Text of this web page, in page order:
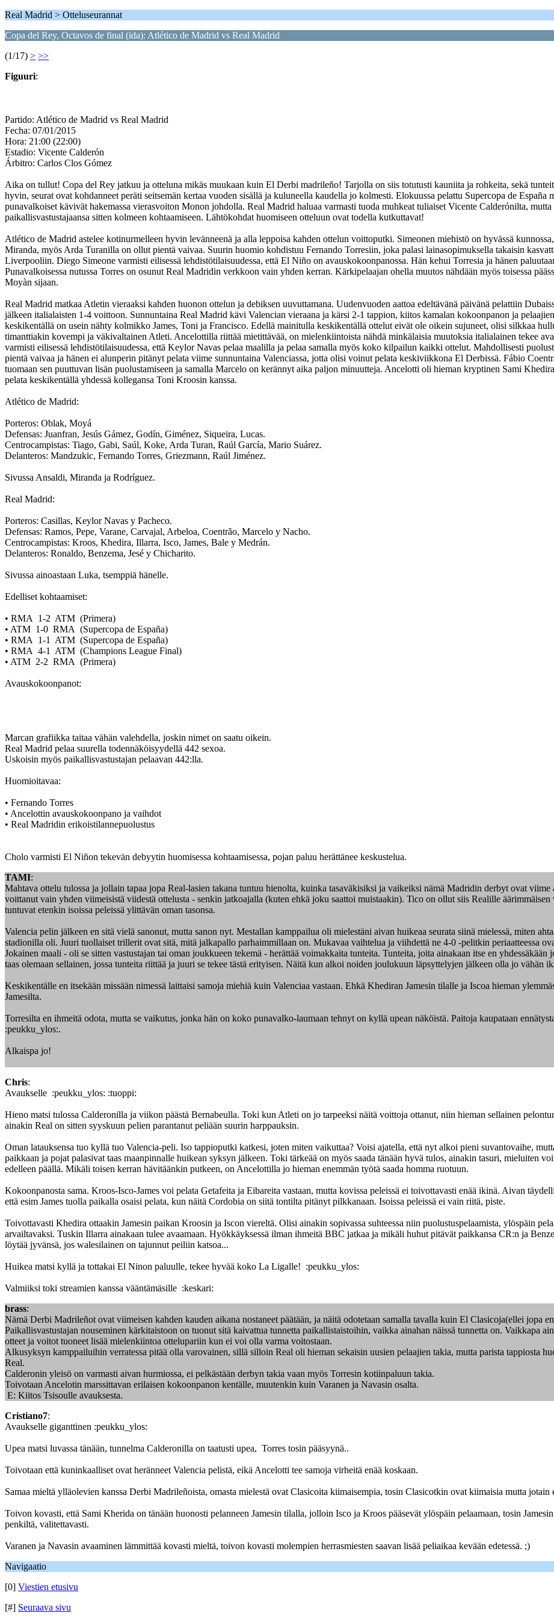
Real Madrid > Otteluseurannat
Copa del Rey, Octavos de final (ida): Atlético de Madrid vs Real Madrid
(1/17) > >>
Figuuri:
Partido: Atlético de Madrid vs Real Madrid
Fecha: 07/01/2015
Hora: 21:00 (22:00)
Estadio: Vicente Calderón
Árbitro: Carlos Clos Gómez
Aika on tullut! Copa del Rey jatkuu ja otteluna mikäs muukaan kuin El Derbi madrileño! Tarjolla on siis totutusti kauniita ja rohkeita, sekä
hyvin, seurat ovat kohdanneet peräti seitsemän kertaa vuoden sisällä ja kuluneella kaudella jo kolmesti. Elokuussa pelattu Supercopa de
punavalkoiset kävivät hakemassa vierasvoiton Monon johdolla. Real Madrid haluaa varmasti tuoda muhkeat tuliaiset Vicente Calderónilta,
paikallisvastustajaansa sitten kolmeen kohtaamiseen. Lähtökohdat huomiseen otteluun ovat todella kutkuttavat!
Atlético de Madrid astelee kotinurmelleen hyvin levänneenä ja alla leppoisa kahden ottelun voittoputki. Simeonen miehistö on hyvässä
Miranda, myös Arda Turanilla on ollut pientä vaivaa. Suurin huomio kohdistuu Fernando Torresiin, joka palasi lainasopimuksella takaisin
Liverpooliin. Diego Simeone varmisti eilisessä lehdistötilaisuudessa, että El Niño on avauskokoonpanossa. Hän kehui Torresia ja hänen
Punavalkoisessa nutussa Torres on osunut Real Madridin verkkoon vain yhden kerran. Kärkipelaajan ohella muutos nähdään myös toisessa
Moyàn sijaan.
Real Madrid matkaa Atletin vieraaksi kahden huonon ottelun ja debiksen uuvuttamana. Uudenvuoden aattoa edeltävänä päivänä pelattiin
jälkeen italialaisten 1-4 voittoon. Sunnuntaina Real Madrid kävi Valencian vieraana ja kärsi 2-1 tappion, kiitos kamalan kokoonpanon ja
keskikentällä on usein nähty kolmikko James, Toni ja Francisco. Edellä mainitulla keskikentällä ottelut eivät ole oikein sujuneet, olisi silkkaa
timanttiakin kovempi ja väkivaltainen Atleti. Ancelottilla riittää mietittävää, on mielenkiintoista nähdä minkälaisia muutoksia italialainen tekee
varmisti eilisessä lehdistötilaisuudessa, että Keylor Navas pelaa maalilla ja pelaa samalla myös koko kilpailun kaikki ottelut. Mahdollisesti
pientä vaivaa ja hänen ei alunperin pitänyt pelata viime sunnuntaina Valenciassa, jotta olisi voinut pelata keskiviikkona El Derbissä. Fábio
tuomaan sen puuttuvan lisän puolustamiseen ja samalla Marcelo on kerännyt aika paljon minuutteja. Ancelotti oli hieman kryptinen Sami
pelata keskikentällä yhdessä kollegansa Toni Kroosin kanssa.
Atlético de Madrid:
Porteros: Oblak, Moyá
Defensas: Juanfran, Jesús Gámez, Godín, Giménez, Siqueira, Lucas.
Centrocampistas: Tiago, Gabi, Saúl, Koke, Arda Turan, Raúl García, Mario Suárez.
Delanteros: Mandzukic, Fernando Torres, Griezmann, Raúl Jiménez.
Sivussa Ansaldi, Miranda ja Rodríguez.
Real Madrid:
Porteros: Casillas, Keylor Navas y Pacheco.
Defensas: Ramos, Pepe, Varane, Carvajal, Arbeloa, Coentrão, Marcelo y Nacho.
Centrocampistas: Kroos, Khedira, Illarra, Isco, James, Bale y Medrán.
Delanteros: Ronaldo, Benzema, Jesé y Chicharito.
Sivussa ainoastaan Luka, tsemppiä hänelle.
Edelliset kohtaamiset:
• RMA 1-2 ATM (Primera)
• ATM 1-0 RMA (Supercopa de España)
• RMA 1-1 ATM (Supercopa de España)
• RMA 4-1 ATM (Champions League Final)
• ATM 2-2 RMA (Primera)
Avauskokoonpanot:
Marcan grafiikka taitaa vähän valehdella, joskin nimet on saatu oikein.
Real Madrid pelaa suurella todennäköisyydellä 442 sexoa.
Uskoisin myös paikallisvastustajan pelaavan 442:lla.
Huomioitavaa:
• Fernando Torres
• Ancelottin avauskokoonpano ja vaihdot
• Real Madridin erikoistilannepuolustus
Cholo varmisti El Niñon tekevän debyytin huomisessa kohtaamisessa, pojan paluu herättänee keskustelua.
TAMI:
Mahtava ottelu tulossa ja jollain tapaa jopa Real-lasien takana tuntuu hienolta, kuinka tasaväkisiksi ja vaikeiksi nämä Madridin derbyt ovat
voittanut vain yhden viimeisistä viidestä ottelusta - senkin jatkoajalla (kuten ehkä joku saattoi muistaakin). Tico on ollut siis Realille äärimmäisen
tuntuvat etenkin isoissa peleissä ylittävän oman tasonsa.
Valencia pelin jälkeen en sitä vielä sanonut, mutta sanon nyt. Mestallan kamppailua oli mielestäni aivan huikeaa seurata siinä mielessä, miten
stadionilla oli. Juuri tuollaiset trillerit ovat sitä, mitä jalkapallo parhaimmillaan on. Mukavaa vaihtelua ja viihdettä ne 4-0 -pelitkin periaatteessa
Jokainen maali - oli se sitten vastustajan tai oman joukkueen tekemä - herättää voimakkaita tunteita. Tunteita, joita ainakaan itse en
taas olemaan sellainen, jossa tunteita riittää ja juuri se tekee tästä erityisen. Näitä kun alkoi noiden joulukuun läpsyttelyjen jälkeen olla jo vähän
Keskikentälle en itsekään missään nimessä laittaisi samoja miehiä kuin Valenciaa vastaan. Ehkä Khediran Jamesin tilalle ja Iscoa hieman
Jamesilta.
Torresilta en ihmeitä odota, mutta se vaikutus, jonka hän on koko punavalko-laumaan tehnyt on kyllä upean näköistä. Paitoja kaupataan
:peukku_ylos:.
Alkaispa jo!
Chris:
Avaukselle :peukku_ylos: :tuoppi:
Hieno matsi tulossa Calderonilla ja viikon päästä Bernabeulla. Toki kun Atleti on jo tarpeeksi näitä voittoja ottanut, niin hieman sellainen
ainakin Real on sitten syyskuun pelien parantanut peliään suurin harppauksin.
Oman latauksensa tuo kyllä tuo Valencia-peli. Iso tappioputki katkesi, joten miten vaikuttaa? Voisi ajatella, että nyt alkoi pieni suvantovaihe,
paikkaan ja pojat palasivat taas maanpinnalle huikean syksyn jälkeen. Toki tärkeää on myös saada tänään hyvä tulos, ainakin tasuri, mieluiten
edelleen päällä. Mikäli toisen kerran hävitäänkin putkeen, on Ancelottilla jo hieman enemmän työtä saada homma ruotuun.
Kokoonpanosta sama. Kroos-Isco-James voi pelata Getafeita ja Eibareita vastaan, mutta kovissa peleissä ei toivottavasti enää ikinä. Aivan
että esim James tuolla paikalla osaisi pelata, kun näitä Cordobia on siitä tontilta pitänyt pilkkanaan. Isoissa peleissä ei vain riitä, piste.
Toivottavasti Khedira ottaakin Jamesin paikan Kroosin ja Iscon viereltä. Olisi ainakin sopivassa suhteessa niin puolustuspelaamista, ylöspäin
arvailtavaksi. Tuskin Illarra ainakaan tulee avaamaan. Hyökkäyksessä ilman ihmeitä BBC jatkaa ja mikäli huhut pitävät paikkansa CR:n ja
löytää jyvänsä, jos walesilainen on tajunnut peiliin katsoa...
Huikea matsi kyllä ja tottakai El Ninon paluulle, tekee hyvää koko La Ligalle! :peukku_ylos:
Valmiiksi toki streamien kanssa vääntämäsille :keskari:
brass:
Nämä Derbi Madrileñot ovat viimeisen kahden kauden aikana nostaneet päätään, ja näitä odotetaan samalla tavalla kuin El Clasicoja(ellei jopa
Paikallisvastustajan nouseminen kärkitaistoon on tuonut sitä kaivattua tunnetta paikallistaistoihin, vaikka ainahan näissä tunnetta on. Vaikkapa
otteet ja voitot tuoneet lisää mielenkiintoa ottelupariin kun ei voi olla varma voitostaan.
Alkusyksyn kamppailuihin verratessa pitää olla varovainen, sillä silloin Real oli hieman sekaisin uusien pelaajien takia, mutta parista tappiosta
Real.
Calderonin yleisö on varmasti aivan hurmiossa, ei pelkästään derbyn takia vaan myös Torresin kotiinpaluun takia.
Toivotaan Ancelotin marssittavan erilaisen kokoonpanon kentälle, muutenkin kuin Varanen ja Navasin osalta.
E: Kiitos Tsisoulle avauksesta.
Cristiano7:
Avaukselle giganttinen :peukku_ylos:
Upea matsi luvassa tänään, tunnelma Calderonilla on taatusti upea, Torres tosin pääsyynä..
Toivotaan että kuninkaalliset ovat heränneet Valencia pelistä, eikä Ancelotti tee samoja virheitä enää koskaan.
Samaa mieltä ylläolevien kanssa Derbi Madrileñoista, omasta mielestä ovat Clasicoita kiimaisempia, tosin Clasicotkin ovat kiimaisia mutta
Toivon kovasti, että Sami Kherida on tänään huonosti pelanneen Jamesin tilalla, jolloin Isco ja Kroos pääsevät ylöspäin pelaamaan, tosin
penkiltä, valitettavasti.
Varanen ja Navasin avaaminen lämmittää kovasti mieltä, toivon kovasti molempien herrasmiesten saavan lisää peliaikaa kevään edetessä. ;)
Navigaatio
[0] Viestien etusivu
[#] Seuraava sivu